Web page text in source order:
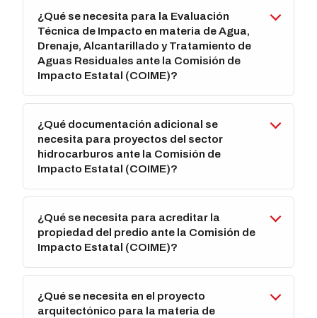
¿Qué se necesita para la Evaluación
Técnica de Impacto en materia de Agua,
Drenaje, Alcantarillado y Tratamiento de
Aguas Residuales ante la Comisión de
Impacto Estatal (COIME)?
¿Qué documentación adicional se
necesita para proyectos del sector
hidrocarburos ante la Comisión de
Impacto Estatal (COIME)?
¿Qué se necesita para acreditar la
propiedad del predio ante la Comisión de
Impacto Estatal (COIME)?
¿Qué se necesita en el proyecto
arquitectónico para la materia de